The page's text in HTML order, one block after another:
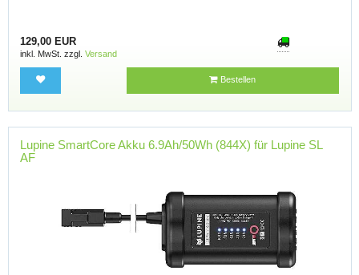
129,00 EUR
inkl. MwSt. zzgl. Versand
Bestellen
Lupine SmartCore Akku 6.9Ah/50Wh (844X) für Lupine SL
AF